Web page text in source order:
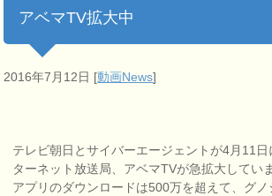
アベマTV拡大中
2016年7月12日 [動画News]
テレビ朝日とサイバーエージェントが4月11
ターネット放送局、アベマTVが急拡大してい
アプリのダウンロードは500万を超えて、グ